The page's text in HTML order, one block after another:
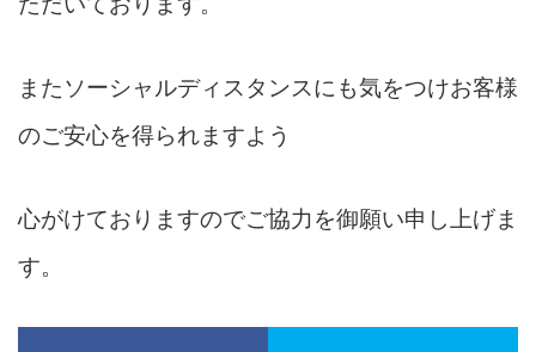
またソーシャルディスタンスにも気をつけお客様
のご安心を得られますよう
心がけておりますのでご協力を御願い申し上げま
す。